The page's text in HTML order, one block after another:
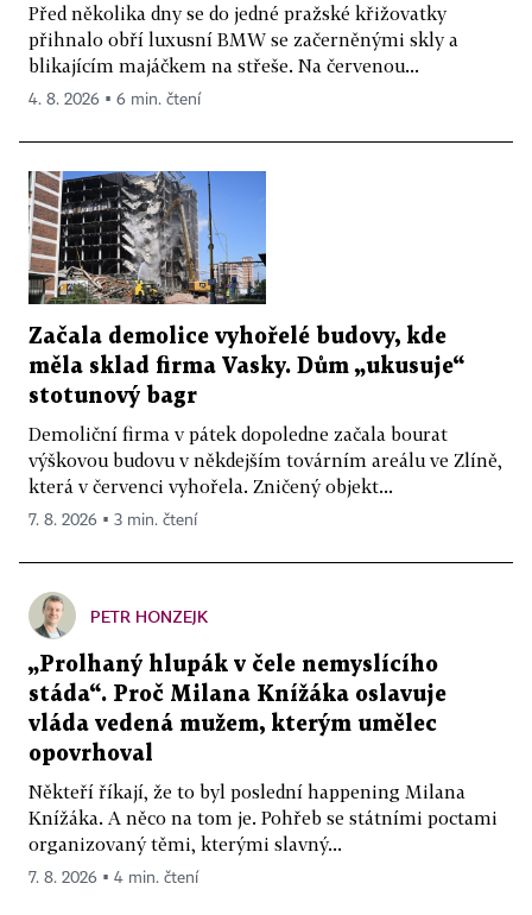
Před několika dny se do jedné pražské křižovatky
přihnalo obří luxusní BMW se začerněnými skly a
blikajícím majáčkem na střeše. Na červenou...
4. 8. 2026 ▪ 6 min. čtení
Začala demolice vyhořelé budovy, kde
měla sklad firma Vasky. Dům „ukusuje“
stotunový bagr
Demoliční firma v pátek dopoledne začala bourat
výškovou budovu v někdejším továrním areálu ve Zlíně,
která v červenci vyhořela. Zničený objekt...
7. 8. 2026 ▪ 3 min. čtení
PETR HONZEJK
„Prolhaný hlupák v čele nemyslícího
stáda“. Proč Milana Knížáka oslavuje
vláda vedená mužem, kterým umělec
opovrhoval
Někteří říkají, že to byl poslední happening Milana
Knížáka. A něco na tom je. Pohřeb se státními poctami
organizovaný těmi, kterými slavný...
7. 8. 2026 ▪ 4 min. čtení